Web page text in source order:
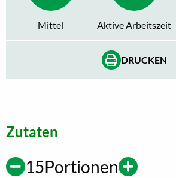
Mittel Aktive Arbeitszeit
DRUCKEN
Zutaten
15Portionen